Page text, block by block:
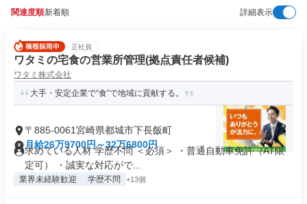
関連度順新着順 詳細表示
正社員
ワタミの宅食の営業所管理(拠点責任者候補)
ワタミ株式会社
大手・安定企業で“食”で地域に貢献する。
〒885-0061宮崎県都城市下長飯町
月給26万9700円～32万6800円
求めている人材 学歴不問 ＜必須＞ ・普通自動車免許（AT限
定可） ・誠実な対応がで...
業界未経験歓迎 学歴不問 +13個